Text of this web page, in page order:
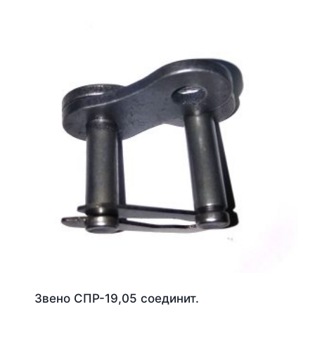
Звено СПР-19,05 соединит.